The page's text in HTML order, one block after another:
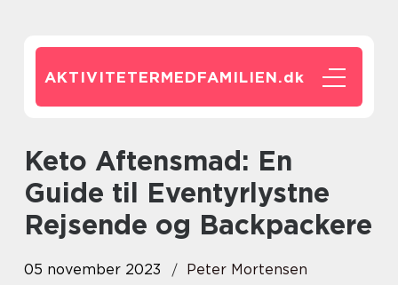
AKTIVITETERMEDFAMILIEN.dk
Keto Aftensmad: En
Guide til Eventyrlystne
Rejsende og Backpackere
05 november 2023
Peter Mortensen